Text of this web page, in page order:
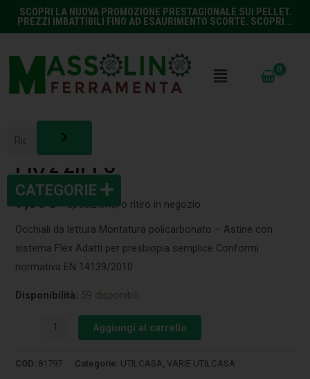
SCOPRI LA NUOVA PROMOZIONE PRESTAGIONALE SUI PELLET.
PREZZI IMBATTIBILI FINO AD ESAURIMENTO SCORTE. SCOPRI...
OCCHIALI LETTURA +3,50 31Z-
PR72 ZIPPO
9,00€ + spedizione, o ritiro in negozio
Occhiali da lettura Montatura policarbonato – Astine con
sistema Flex Adatti per presbiopia semplice Conformi
normativa EN 14139/2010
Disponibilità: 59 disponibili
Aggiungi al carrello
COD: 81797 Categorie: UTILCASA VARIE UTILCASA